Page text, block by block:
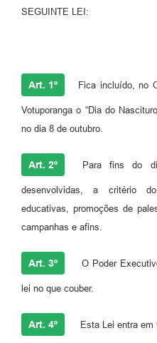
SEGUINTE LEI:
Art. 1º Fica incluído, no
Votuporanga o “Dia do
no dia 8 de outubro.
Art. 2º Para fins do
desenvolvidas, a critério
educativas, promoções de
campanhas e afins.
Art. 3º O Poder
lei no que couber.
Art. 4º Esta Lei entra em